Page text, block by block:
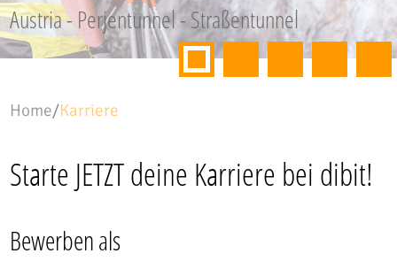
Austria - Perjentunnel - Straßentunnel
Home/Karriere
Starte JETZT deine Karriere bei dibit!
Bewerben als